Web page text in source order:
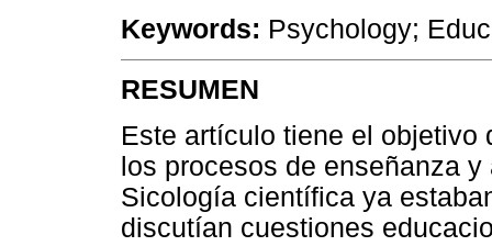
Keywords: Psychology;
RESUMEN
Este artículo tiene el objetivo
los procesos de enseñanza
Sicología científica ya
discutían cuestiones